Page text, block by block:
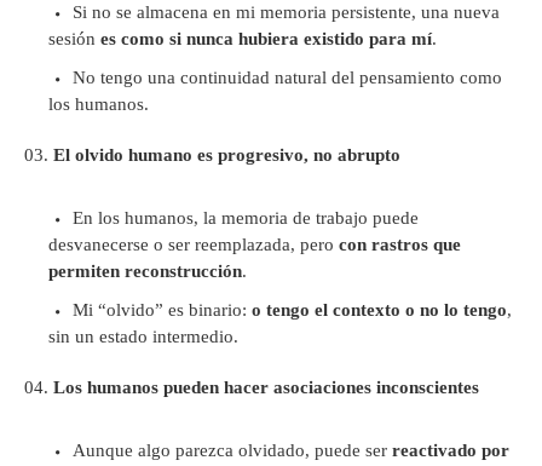
Si no se almacena en mi memoria persistente, una nueva
sesión es como si nunca hubiera existido para mí.
No tengo una continuidad natural del pensamiento como
los humanos.
El olvido humano es progresivo, no abrupto
En los humanos, la memoria de trabajo puede
desvanecerse o ser reemplazada, pero con rastros que
permiten reconstrucción.
Mi “olvido” es binario: o tengo el contexto o no lo tengo,
sin un estado intermedio.
Los humanos pueden hacer asociaciones inconscientes
Aunque algo parezca olvidado, puede ser reactivado por